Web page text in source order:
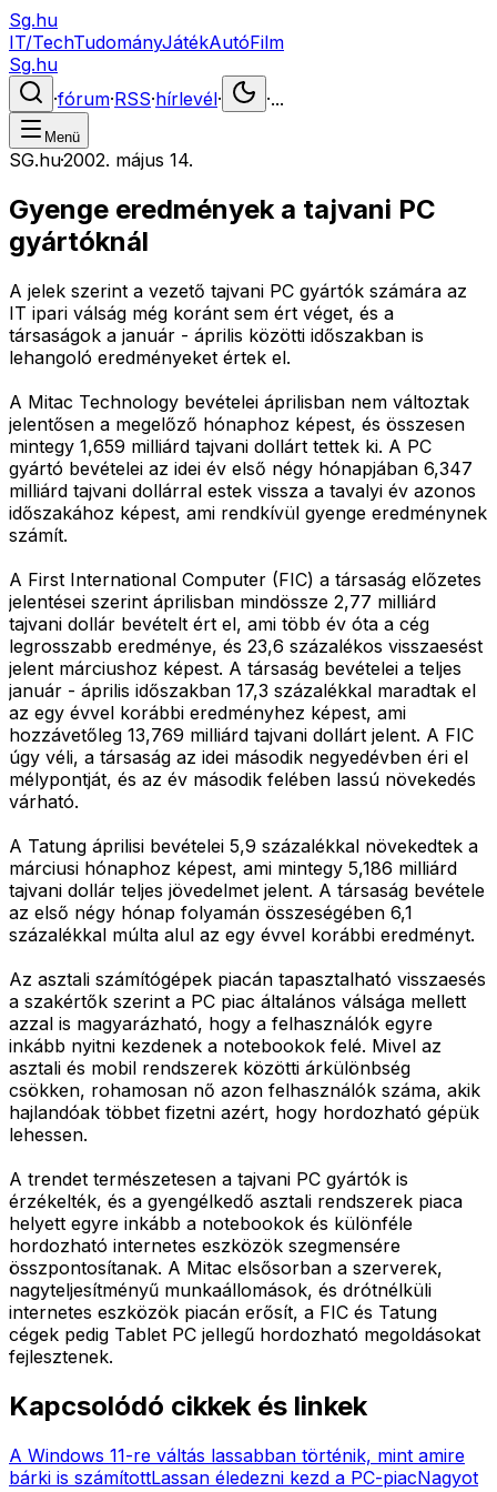
Sg.hu
IT/TechTudományJátékAutóFilm
Sg.hu
·fórum·RSS·hírlevél· ·...
Menü
SG.hu·2002. május 14.
Gyenge eredmények a tajvani PC
gyártóknál
A jelek szerint a vezető tajvani PC gyártók számára az
IT ipari válság még koránt sem ért véget, és a
társaságok a január - április közötti időszakban is
lehangoló eredményeket értek el.
A Mitac Technology bevételei áprilisban nem változtak
jelentősen a megelőző hónaphoz képest, és összesen
mintegy 1,659 milliárd tajvani dollárt tettek ki. A PC
gyártó bevételei az idei év első négy hónapjában 6,347
milliárd tajvani dollárral estek vissza a tavalyi év azonos
időszakához képest, ami rendkívül gyenge eredménynek
számít.
A First International Computer (FIC) a társaság előzetes
jelentései szerint áprilisban mindössze 2,77 milliárd
tajvani dollár bevételt ért el, ami több év óta a cég
legrosszabb eredménye, és 23,6 százalékos visszaesést
jelent márciushoz képest. A társaság bevételei a teljes
január - április időszakban 17,3 százalékkal maradtak el
az egy évvel korábbi eredményhez képest, ami
hozzávetőleg 13,769 milliárd tajvani dollárt jelent. A FIC
úgy véli, a társaság az idei második negyedévben éri el
mélypontját, és az év második felében lassú növekedés
várható.
A Tatung áprilisi bevételei 5,9 százalékkal növekedtek a
márciusi hónaphoz képest, ami mintegy 5,186 milliárd
tajvani dollár teljes jövedelmet jelent. A társaság bevétele
az első négy hónap folyamán összeségében 6,1
százalékkal múlta alul az egy évvel korábbi eredményt.
Az asztali számítógépek piacán tapasztalható visszaesés
a szakértők szerint a PC piac általános válsága mellett
azzal is magyarázható, hogy a felhasználók egyre
inkább nyitni kezdenek a notebookok felé. Mivel az
asztali és mobil rendszerek közötti árkülönbség
csökken, rohamosan nő azon felhasználók száma, akik
hajlandóak többet fizetni azért, hogy hordozható gépük
lehessen.
A trendet természetesen a tajvani PC gyártók is
érzékelték, és a gyengélkedő asztali rendszerek piaca
helyett egyre inkább a notebookok és különféle
hordozható internetes eszközök szegmensére
összpontosítanak. A Mitac elsősorban a szerverek,
nagyteljesítményű munkaállomások, és drótnélküli
internetes eszközök piacán erősít, a FIC és Tatung
cégek pedig Tablet PC jellegű hordozható megoldásokat
fejlesztenek.
Kapcsolódó cikkek és linkek
A Windows 11-re váltás lassabban történik, mint amire
bárki is számítottLassan éledezni kezd a PC-piacNagyot